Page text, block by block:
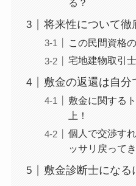
る？
将来性について徹
この民間資格
宅地建物取引
敷金の返還は自分
敷金に関する
上！
個人で交渉す
ッサリ戻って
敷金診断士になる